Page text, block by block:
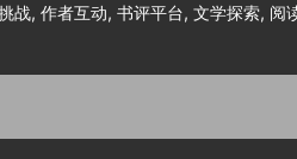
战, 作者互动, 书评平台, 文学探索,